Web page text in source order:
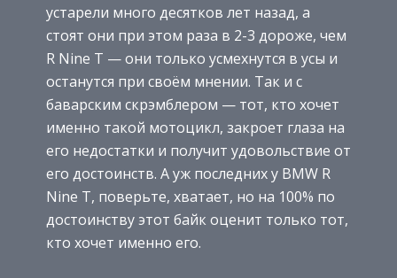
устарели много десятков лет назад, а
стоят они при этом раза в 2-3 дороже, чем
R Nine T — они только усмехнутся в усы и
останутся при своём мнении. Так и с
баварским скрэмблером — тот, кто хочет
именно такой мотоцикл, закроет глаза на
его недостатки и получит удовольствие от
его достоинств. А уж последних у BMW R
Nine T, поверьте, хватает, но на 100% по
достоинству этот байк оценит только тот,
кто хочет именно его.